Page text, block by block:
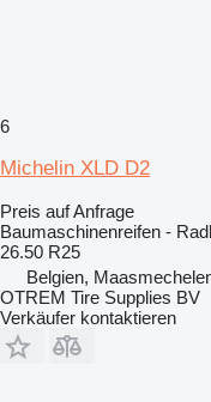
6
Michelin XLD D2
Preis auf Anfrage
Baumaschinenreifen -
26.50 R25
Belgien,
OTREM Tire Supplies BV
Verkäufer kontaktieren